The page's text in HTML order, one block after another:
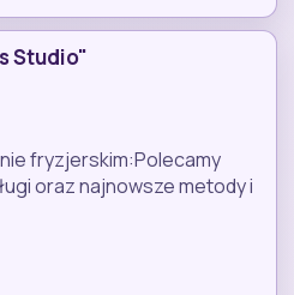
Studio"
fryzjerskim:Polecamy
oraz najnowsze metody i